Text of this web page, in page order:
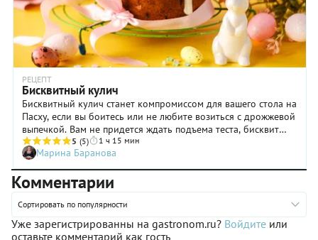
РЕЦЕПТ
Бисквитный кулич
Бисквитный кулич станет компромиссом для вашего стола на
Пасху, если вы боитесь или не любите возиться с дрожжевой
выпечкой. Вам не придется ждать подъема теста, бисквит
готовится за считанные минуты, а выпекается чуть меньше
часа. Вам не потребуется навыков работы с дрожжевым
тестом, которое может не подняться или осесть. Бисквитный
кулич получается мягким, пористым и легким, в отличие от
некоторых плотных дрожжевых вариантов. Он не крошится
и хорошо пропитывается глазурью или сиропом. Хороший
бисквит дольше остается мягким, особенно если его
завернуть в пленку, приготовив за пару дней до праздника.
5 (5) 1 ч 15 мин
Марина Баранова
Комментарии
Сортировать по популярности
Уже зарегистрированны на gastronom.ru? Войдите или
оставьте комментарий как гость